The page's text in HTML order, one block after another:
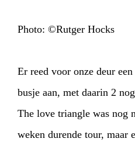
Photo: ©Rutger Hocks
Er reed voor onze deur
busje aan, met daarin 2
The love triangle was nog
weken durende tour, maar